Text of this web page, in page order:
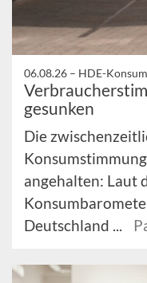
06.08.26 – HDE-
gesunken
Die
angehalten: Laut
Deutschland ...